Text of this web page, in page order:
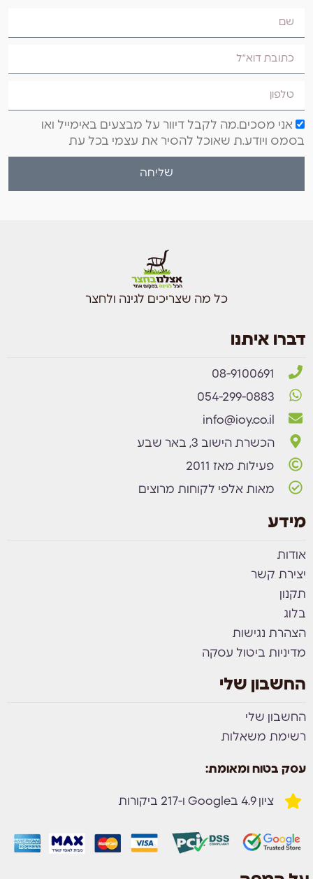
אני מסכים.מה לקבל דיוור על מבצעים באימייל ואו
בסמס ויודע.ת שאוכל להסיר את עצמי בכל עת
שליחה
כל מה שצריכים לגינה ולחצר
דברו איתנו
08-9100691
054-299-0883
info@ioy.co.il
הכשרת הישוב 3, באר שבע
פעילות מאז 2011
מאות אלפי לקוחות מרוצים
מידע
אודות
יצירת קשר
תקנון
בלוג
הצהרת נגישות
מדיניות ביטול עסקה
החשבון שלי
החשבון שלי
רשימת משאלות
עסק בטוח ומאומת:
ציון 4.9 בGoogle ו-217 ביקורות